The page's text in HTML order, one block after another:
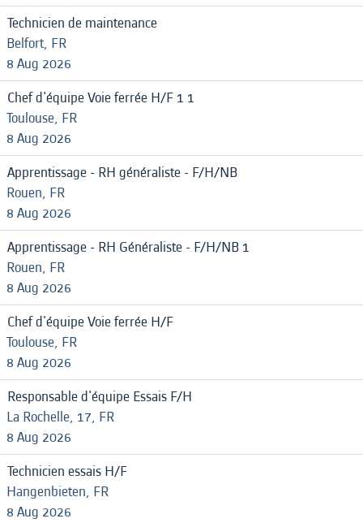
Technicien de maintenance
Belfort, FR
8 Aug 2026
Chef d'équipe Voie ferrée H/F 1 1
Toulouse, FR
8 Aug 2026
Apprentissage - RH généraliste - F/H/NB
Rouen, FR
8 Aug 2026
Apprentissage - RH Généraliste - F/H/NB 1
Rouen, FR
8 Aug 2026
Chef d'équipe Voie ferrée H/F
Toulouse, FR
8 Aug 2026
Responsable d'équipe Essais F/H
La Rochelle, 17, FR
8 Aug 2026
Technicien essais H/F
Hangenbieten, FR
8 Aug 2026